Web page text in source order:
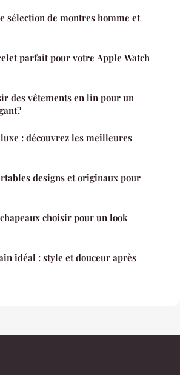
sélection de montres homme et
parfait pour votre Apple Watch
des vêtements en lin pour un
: découvrez les meilleures
designs et originaux pour
choisir pour un look
idéal : style et douceur après